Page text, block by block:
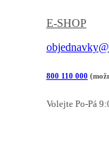
E-SHOP
800 110 000
Volejte Po-Pá